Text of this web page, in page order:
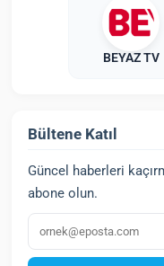
BEYAZ TV
Bültene Katıl
Güncel haberleri
abone olun.
E‑posta